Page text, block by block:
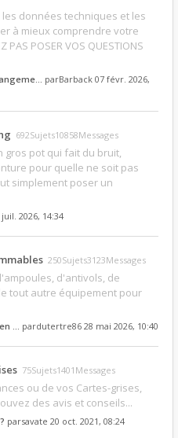
données techniques et les
à mieux comprendre votre
PAS POSER VOS QUESTIONS
parBarback 07 févr. 2026,
692Sujets10858Messages
gros pot qui fait du bruit,
pour quelle ne soit pas
simplement poser un
juil. 2026, 14:34
250Sujets3123Messages
d'antivols, de
tout autre équipement pour
… pardutertre86 28 mai 2026, 10:40
75Sujets1401Messages
ou de vos Cartes-grises,
des avis et conseils...
parsavate 20 oct. 2021, 08:24